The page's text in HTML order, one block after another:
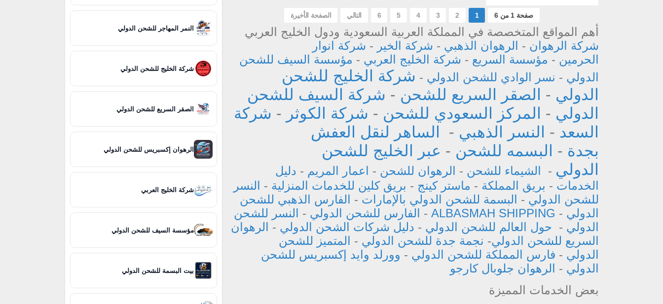
صفحة 1 من 6 1
2
3
4
5
6 التالي الصفحة الأخيرة
أهم المواقع المتخصصة في المملكة العربية السعودية ودول الخليج العربي
شركة الرهوان - الرهوان الذهبي - شركة الخير - شركة انوار
الحرمين - مؤسسة السريع - شركة الخليج العربي - مؤسسة السيف للشحن
الدولي - نسر الوادي للشحن الدولي - شركة الخليج للشحن
الدولي - الصقر السريع للشحن - شركة السيف للشحن
الدولي - المركز السعودي للشحن - شركة الكوثر - شركة
السعد - النسر الذهبي - الساهر لنقل العفش
بجدة - البسمه للشحن - عبر الخليج للشحن
الدولي - الشيماء للشحن - الرهوان للشحن - اعمار المريم - دليل
الخدمات - بريق المملكة - ماستر كينج - بريق كلين للخدمات المنزلية - النسر
للشحن الدولي - البسمة للشحن الدولي بالإمارات - الفارس الذهبي للشحن
الدولي -
ALBASMAH SHIPPING
- الفارس للشحن الدولي - النسر للشحن
الدولي - حول العالم للشحن الدولي - دليل شركات الشحن الدولي - الرهوان
السريع للشحن الدولي- نجمة جدة للشحن الدولي - المتميز للشحن
الدولي - فارس المملكة للشحن الدولي - وورلد وايد إكسبريس للشحن
الدولي - الرهوان جلوبال كارجو
بعض الخدمات المميزة
النمر المهاجر للشحن الدولي
شركة الخليج للشحن الدولي
الصقر السريع للشحن الدولي
الرهوان إكسبريس للشحن الدولي
شركة الخليج العربي
مؤسسة السيف للشحن الدولي
بيت البسمة للشحن الدولي